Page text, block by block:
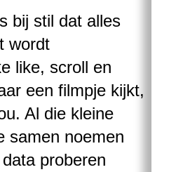
bij stil dat alles
wordt
like, scroll en
een filmpje kijkt,
Al die kleine
samen noemen
proberen